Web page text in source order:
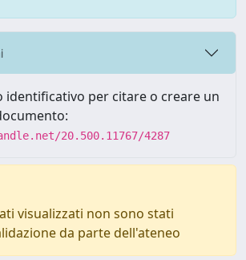
identificativo per citare o creare un
20.500.11767/4287
visualizzati non sono stati
da parte dell'ateneo